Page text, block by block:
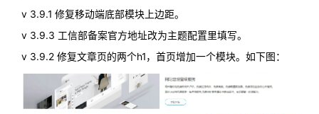
v 3.9.1 修复移动端底部模块上边距。
v 3.9.3 工信部备案官方地址改为主题配置里填写。
v 3.9.2 修复文章页的两个h1，首页增加一个模块。如下图：